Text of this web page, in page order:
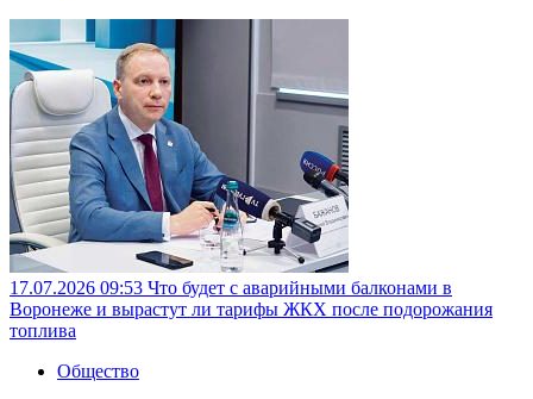
17.07.2026 09:53 Что будет с аварийными балконами в
Воронеже и вырастут ли тарифы ЖКХ после подорожания
топлива
Общество